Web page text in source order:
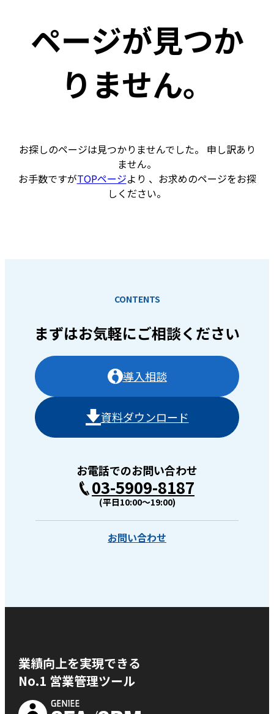
ページが見つか
りません。
お探しのページは見つかりませんでした。 申し訳あり
ません。
お手数ですがTOPページより 、お求めのページをお探
しください。
CONTENTS
まずはお気軽にご相談ください
導入相談
資料ダウンロード
お電話でのお問い合わせ
03-5909-8187
(平日10:00〜19:00)
お問い合わせ
業績向上を実現できる
No.1 営業管理ツール